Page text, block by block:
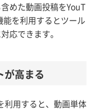
めた動画投稿をYouT
を利用するとツール
応できます。
が高まる
利用すると、動画単体